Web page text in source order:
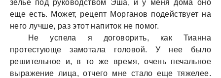
зелье под руководством Эша, и у меня дома оно
еще есть. Может, рецепт Морганов подействует на
него лучше, раз этот напиток не помог.
Не успела я договорить, как Тианна
протестующе замотала головой. У нее было
решительное и, в то же время, очень печальное
выражение лица, отчего мне стало еще тяжелее.